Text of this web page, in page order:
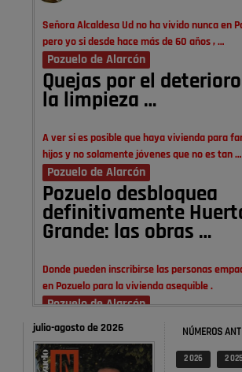
Señora Alcaldesa Ud no ha vivido nunca en
pero yo si desde hace más de 60 años , …
Pozuelo de Alarcón
Quejas por el
la limpieza …
A ver si es posible que haya vivienda para
hijos y no solamente jóvenes que no es tan …
Pozuelo de Alarcón
Pozuelo desbloquea
definitivamente
Grande: las obras …
Donde pueden inscribirse las personas
en Pozuelo para la vivienda asequible .
Pozuelo de Alarcón
Pozuelo desbloquea
definitivamente
Grande: las obras …
julio-agosto de 2026 NÚMEROS
2 026 2 025